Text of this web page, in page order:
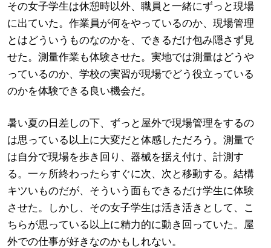
その女子学生は休憩時以外、職員と一緒にずっと現場
に出ていた。作業員が何をやっているのか、現場管理
とはどういうものなのかを、できるだけ包み隠さず見
せた。測量作業も体験させた。実地では測量はどうや
っているのか、学校の実習が現場でどう役立っている
のかを体験できる良い機会だ。
暑い夏の日差しの下、ずっと屋外で現場管理をするの
は思っている以上に大変だと体感しただろう。測量で
は自分で現場を歩き回り、器械を据え付け、計測す
る。一ヶ所終わったらすぐに次、次と移動する。結構
キツいものだが、そういう面もできるだけ学生に体験
させた。しかし、その女子学生は活き活きとして、こ
ちらが思っている以上に精力的に動き回っていた。屋
外での仕事が好きなのかもしれない。